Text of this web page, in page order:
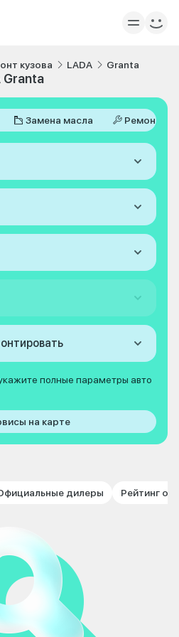
кузова LADA Granta
Granta
Замена масла Ремонт
полные параметры авто
на карте
дилеры Рейтинг